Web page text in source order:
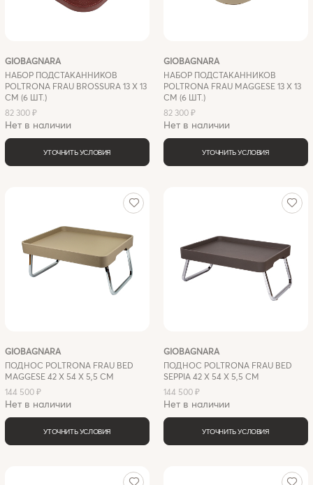
GIOBAGNARA
НАБОР ПОДСТАКАННИКОВ
POLTRONA FRAU BROSSURA 13 X 13
СМ (6 ШТ.)
82 300 ₽
Нет в наличии
УТОЧНИТЬ УСЛОВИЯ
GIOBAGNARA
НАБОР ПОДСТАКАННИКОВ
POLTRONA FRAU MAGGESE 13 X 13
СМ (6 ШТ.)
82 300 ₽
Нет в наличии
УТОЧНИТЬ УСЛОВИЯ
GIOBAGNARA
ПОДНОС POLTRONA FRAU BED
MAGGESE 42 X 54 Х 5,5 СМ
144 500 ₽
Нет в наличии
УТОЧНИТЬ УСЛОВИЯ
GIOBAGNARA
ПОДНОС POLTRONA FRAU BED
SEPPIA 42 X 54 X 5,5 СМ
144 500 ₽
Нет в наличии
УТОЧНИТЬ УСЛОВИЯ